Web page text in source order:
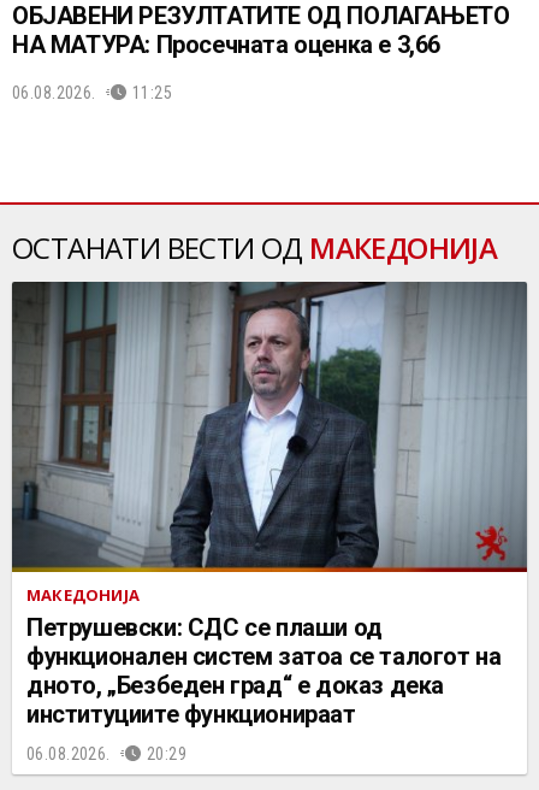
ОБЈАВЕНИ РЕЗУЛТАТИТЕ ОД ПОЛАГАЊЕТО
НА МАТУРА: Просечната оценка е 3,66
06.08.2026. 11:25
ОСТАНАТИ ВЕСТИ ОД МАКЕДОНИЈА
МАКЕДОНИЈА
Петрушевски: СДС се плаши од
функционален систем затоа се талогот на
дното, „Безбеден град“ е доказ дека
институциите функционираат
06.08.2026. 20:29